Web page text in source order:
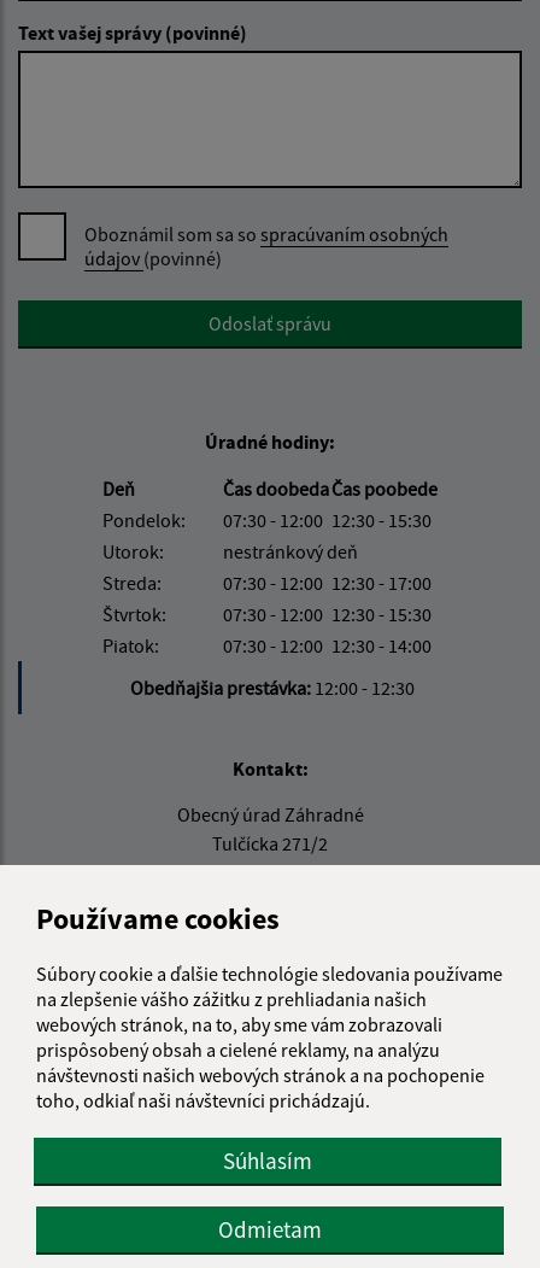
Používame cookies
Súbory cookie a ďalšie technológie sledovania používame
na zlepšenie vášho zážitku z prehliadania našich
webových stránok, na to, aby sme vám zobrazovali
prispôsobený obsah a cielené reklamy, na analýzu
návštevnosti našich webových stránok a na pochopenie
toho, odkiaľ naši návštevníci prichádzajú.
Súhlasím
Odmietam
Text vašej správy (povinné)
Oboznámil som sa so spracúvaním osobných
údajov (povinné)
Google reCaptcha ResponseOdoslať správu
Úradné hodiny:
Deň
Čas doobedaČas poobede
Pondelok:
07:30 - 12:00 12:30 - 15:30
Utorok:
nestránkový deň
Streda:
07:30 - 12:00 12:30 - 17:00
Štvrtok:
07:30 - 12:00 12:30 - 15:30
Piatok:
07:30 - 12:00 12:30 - 14:00
Obedňajšia prestávka: 12:00 - 12:30
Kontakt:
Obecný úrad Záhradné
Tulčícka 271/2
082 16 Záhradné
info@obeczahradne.sk
IČO: 00328022